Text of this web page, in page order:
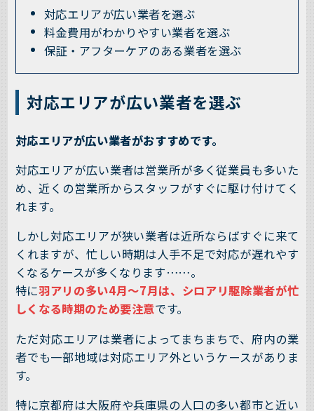
対応エリアが広い業者を選ぶ
料金費用がわかりやすい業者を選ぶ
保証・アフターケアのある業者を選ぶ
対応エリアが広い業者を選ぶ
対応エリアが広い業者がおすすめです。
対応エリアが広い業者は営業所が多く従業員も多いた
め、近くの営業所からスタッフがすぐに駆け付けてく
れます。
しかし対応エリアが狭い業者は近所ならばすぐに来て
くれますが、忙しい時期は人手不足で対応が遅れやす
くなるケースが多くなります……。
特に羽アリの多い4月～7月は、シロアリ駆除業者が忙
しくなる時期のため要注意です。
ただ対応エリアは業者によってまちまちで、府内の業
者でも一部地域は対応エリア外というケースがありま
す。
特に京都府は大阪府や兵庫県の人口の多い都市と近い